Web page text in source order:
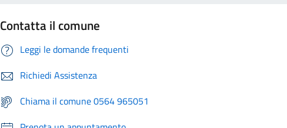
Contatta il comune
Leggi le domande frequenti
Richiedi Assistenza
Chiama il comune 0564 965051